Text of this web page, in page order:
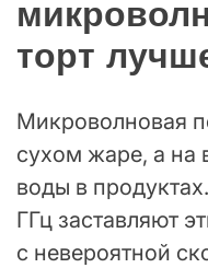
торт
Микроволновая
сухом жаре, а на
воды в
ГГц заставляют
с невероятной